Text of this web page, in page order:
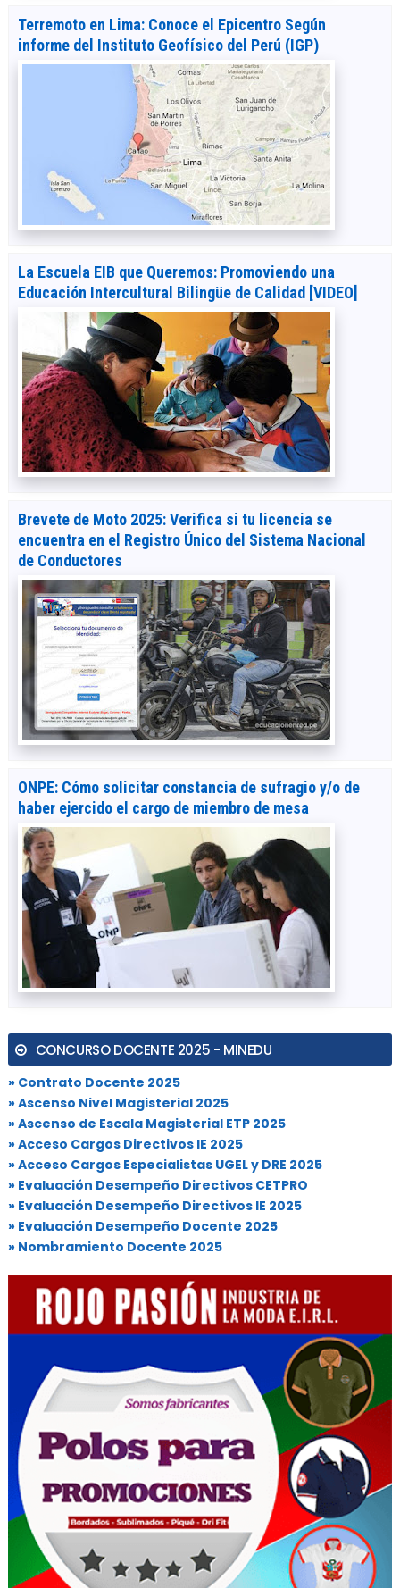
Terremoto en Lima: Conoce el Epicentro Según
informe del Instituto Geofísico del Perú (IGP)
La Escuela EIB que Queremos: Promoviendo una
Educación Intercultural Bilingüe de Calidad [VIDEO]
Brevete de Moto 2025: Verifica si tu licencia se
encuentra en el Registro Único del Sistema Nacional
de Conductores
ONPE: Cómo solicitar constancia de sufragio y/o de
haber ejercido el cargo de miembro de mesa
CONCURSO DOCENTE 2025 - MINEDU
» Contrato Docente 2025
» Ascenso Nivel Magisterial 2025
» Ascenso de Escala Magisterial ETP 2025
» Acceso Cargos Directivos IE 2025
» Acceso Cargos Especialistas UGEL y DRE 2025
» Evaluación Desempeño Directivos CETPRO
» Evaluación Desempeño Directivos IE 2025
» Evaluación Desempeño Docente 2025
» Nombramiento Docente 2025